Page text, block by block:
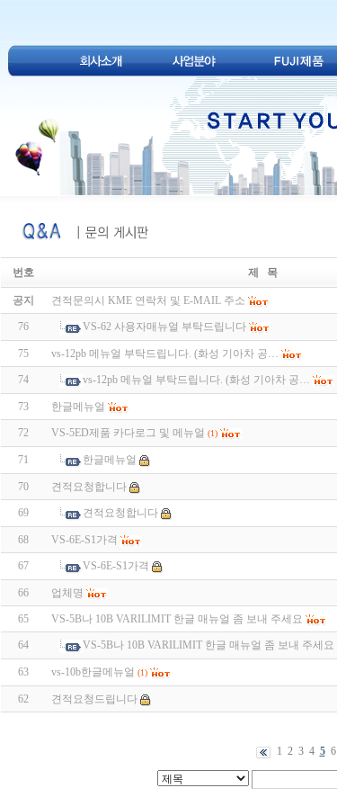
번호
제 목
공지 견적문의시 KME 연락처 및 E-MAIL 주소
76 VS-62 사용자매뉴얼 부탁드립니다
75 vs-12pb 메뉴얼 부탁드립니다. (화성 기아차 공…
74 vs-12pb 메뉴얼 부탁드립니다. (화성 기아차 공…
73 한글메뉴얼
72 VS-5ED제품 카다로그 및 메뉴얼 (1)
71 한글메뉴얼
70 견적요청합니다
69 견적요청합니다
68 VS-6E-S1가격
67 VS-6E-S1가격
66 업체명
65 VS-5B나 10B VARILIMIT 한글 매뉴얼 좀 보내 주세요
64 VS-5B나 10B VARILIMIT 한글 매뉴얼 좀 보내 주세요
63 vs-10b한글메뉴얼 (1)
62 견적요청드립니다
1 2 3 4 5 6